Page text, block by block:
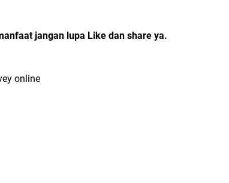
jangan lupa Like dan share ya.
online